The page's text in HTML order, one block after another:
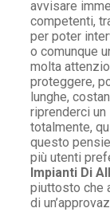
avvisare
competenti,
per poter
o comunque
molta
proteggere,
lunghe,
riprenderci
totalmente,
questo
più utenti
Impianti Di
piuttosto che
di